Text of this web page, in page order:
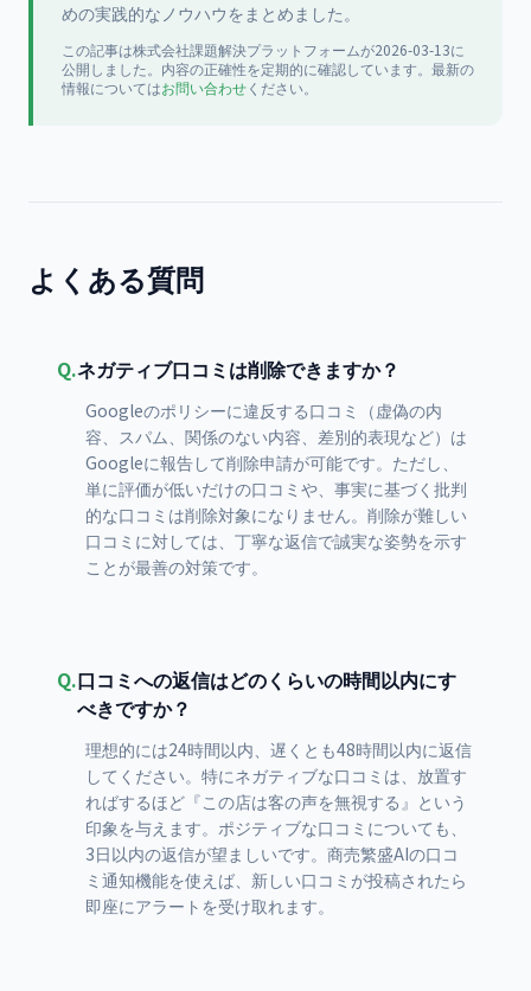
めの実践的なノウハウをまとめました。
この記事は株式会社課題解決プラットフォームが2026-03-13に
公開しました。内容の正確性を定期的に確認しています。最新の
情報についてはお問い合わせください。
よくある質問
Q.ネガティブ口コミは削除できますか？
Googleのポリシーに違反する口コミ（虚偽の内
容、スパム、関係のない内容、差別的表現など）は
Googleに報告して削除申請が可能です。ただし、
単に評価が低いだけの口コミや、事実に基づく批判
的な口コミは削除対象になりません。削除が難しい
口コミに対しては、丁寧な返信で誠実な姿勢を示す
ことが最善の対策です。
Q.口コミへの返信はどのくらいの時間以内にす
べきですか？
理想的には24時間以内、遅くとも48時間以内に返信
してください。特にネガティブな口コミは、放置す
ればするほど『この店は客の声を無視する』という
印象を与えます。ポジティブな口コミについても、
3日以内の返信が望ましいです。商売繁盛AIの口コ
ミ通知機能を使えば、新しい口コミが投稿されたら
即座にアラートを受け取れます。